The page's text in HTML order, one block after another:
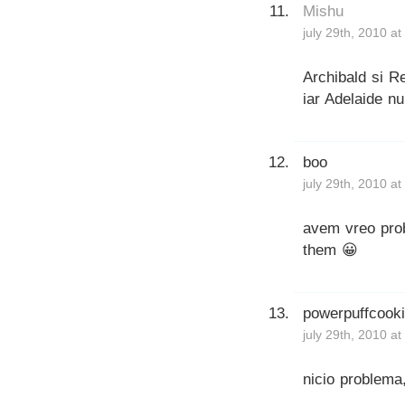
Mishu
july 29th, 2010
Archibald si
iar Adelaide
boo
july 29th, 2010
avem vreo
them 😀
july 29th, 2010
nicio